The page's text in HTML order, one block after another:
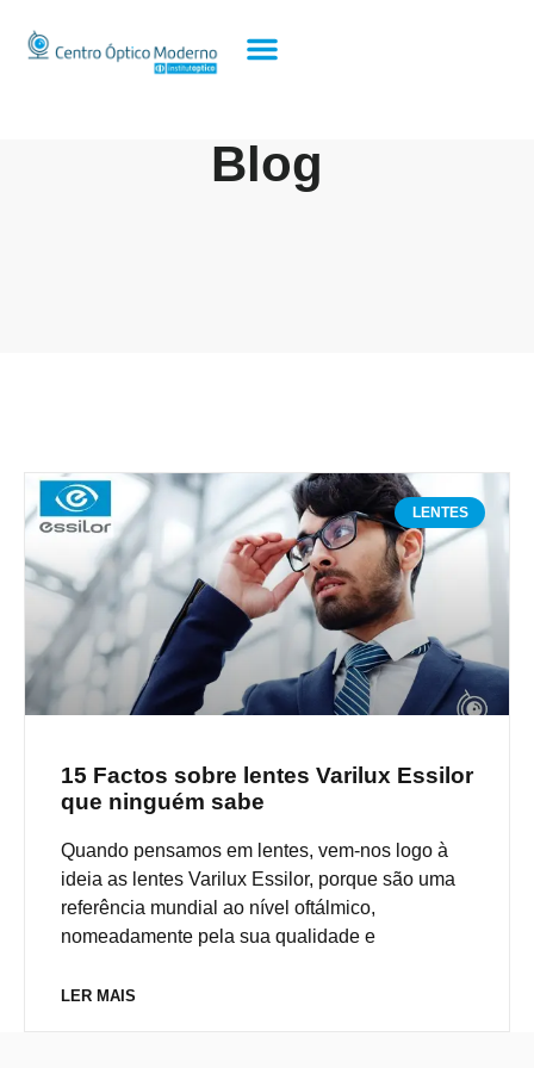
Blog
LENTES
15 Factos sobre lentes Varilux Essilor
que ninguém sabe
Quando pensamos em lentes, vem-nos logo à
ideia as lentes Varilux Essilor, porque são uma
referência mundial ao nível oftálmico,
nomeadamente pela sua qualidade e
LER MAIS